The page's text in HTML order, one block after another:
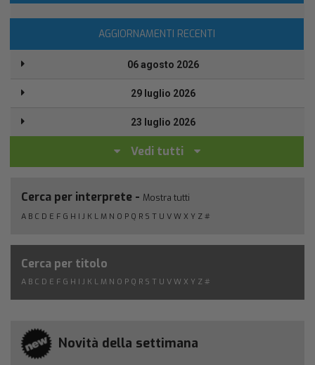
AGGIORNAMENTI RECENTI
06 agosto 2026
29 luglio 2026
23 luglio 2026
Vedi tutti
Cerca per interprete - Mostra tutti
A B C D E F G H I J K L M N O P Q R S T U V W X Y Z #
Cerca per titolo
A B C D E F G H I J K L M N O P Q R S T U V W X Y Z #
Novità della settimana